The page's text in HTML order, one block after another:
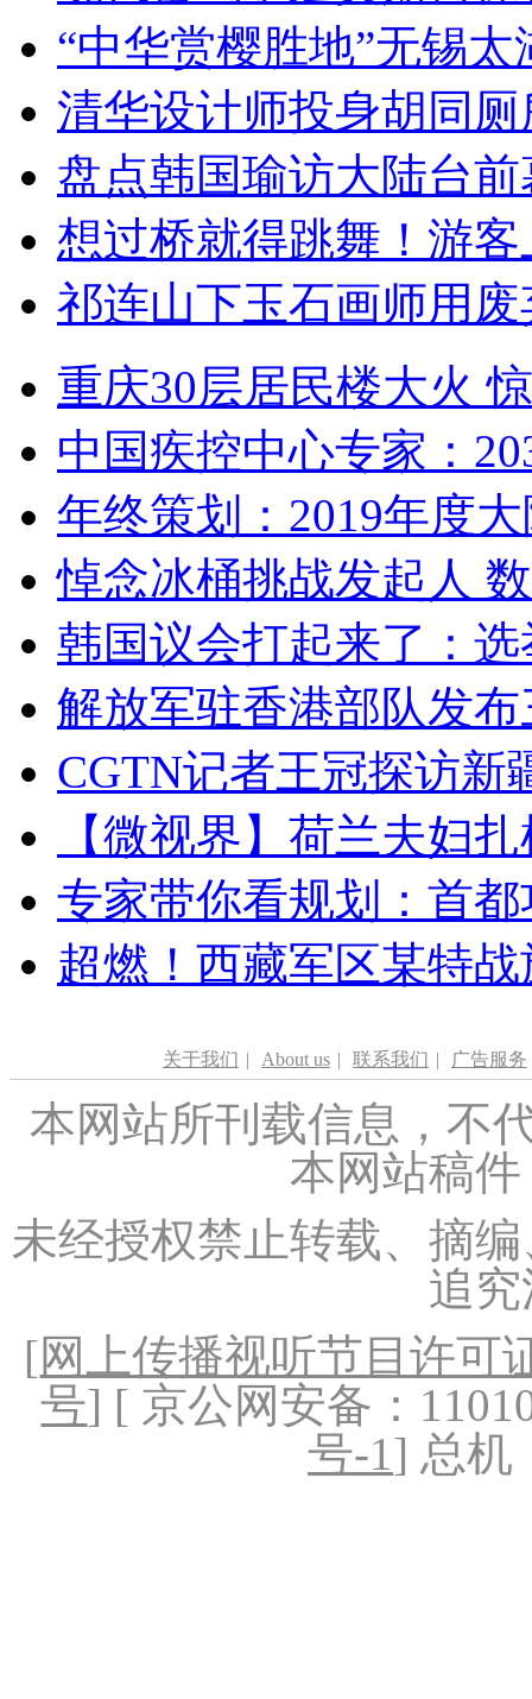
“中华赏樱胜地”无锡
清华设计师投身胡同
盘点韩国瑜访大陆台
想过桥就得跳舞！游客
祁连山下玉石画师用
重庆30层居民楼大火
中国疾控中心专家：
年终策划：2019年度
悼念冰桶挑战发起人
韩国议会打起来了：
解放军驻香港部队发
CGTN记者王冠探访新
【微视界】荷兰夫妇
专家带你看规划：首
超燃！西藏军区某特
关于我们 | About us | 联系我们 | 广告服务
本网站所刊载信息，不
本网站稿
未经授权禁止转载、摘
追
[网上传播视听节目许可
号] [ 京公网安备：
号-1] 总机